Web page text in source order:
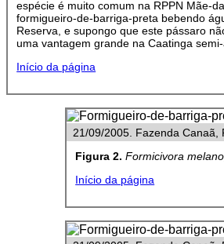
espécie é muito comum na RPPN Mãe-
formigueiro-de-barriga-preta bebendo
Reserva, e supongo que este pássaro
uma vantagem grande na Caatinga semi-
Início da página
21/09/2005. Fazenda Canaã,
Figura 2. Formicivora
Início da página